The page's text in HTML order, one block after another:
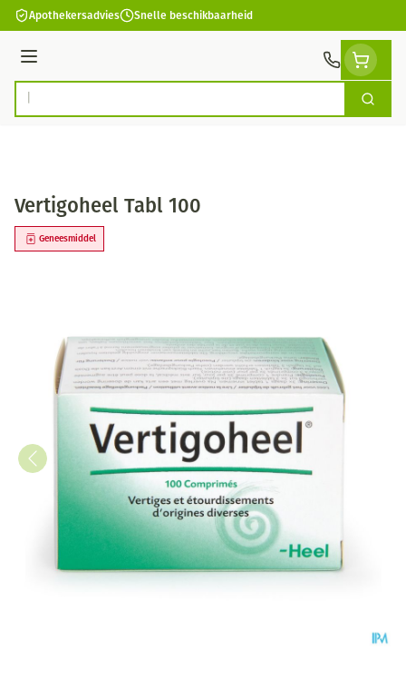
Ga naar de inhoud
Apothekersadvies Snelle beschikbaarheid
Menu
Product, merk, categorie... Zoek
Vertigoheel Tabl 100
Geneesmiddel